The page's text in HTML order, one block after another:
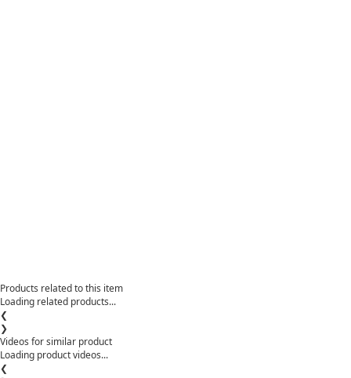
Products related to this item
Loading related products...
❮
❯
Videos for similar product
Loading product videos...
❮